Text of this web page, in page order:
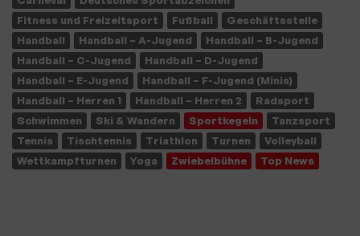
Fitness und Freizeitsport
Fußball
Geschäftsstelle
Handball
Handball – A-Jugend
Handball – B-Jugend
Handball – C-Jugend
Handball – D-Jugend
Handball – E-Jugend
Handball – F-Jugend (Minis)
Handball – Herren 1
Handball – Herren 2
Radsport
Schwimmen
Ski & Wandern Sportkegeln
Tanzsport
Tennis
Tischtennis Triathlon Turnen
Volleyball
Wettkampfturnen
Yoga Zwiebelbühne Top News